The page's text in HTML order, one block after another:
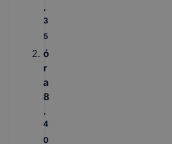
.
3
5
ó
r
a
8
.
4
0